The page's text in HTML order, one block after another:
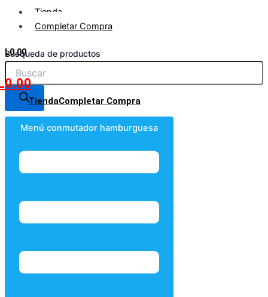
Tienda
Completar Compra
L0.00
Búsqueda de productos
0.00
TiendaCompletar Compra
Menú conmutador hamburguesa